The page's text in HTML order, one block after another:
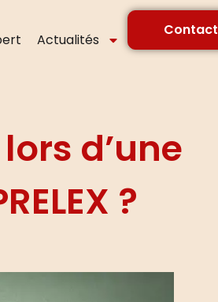
Actualités
Contact
d’une
?